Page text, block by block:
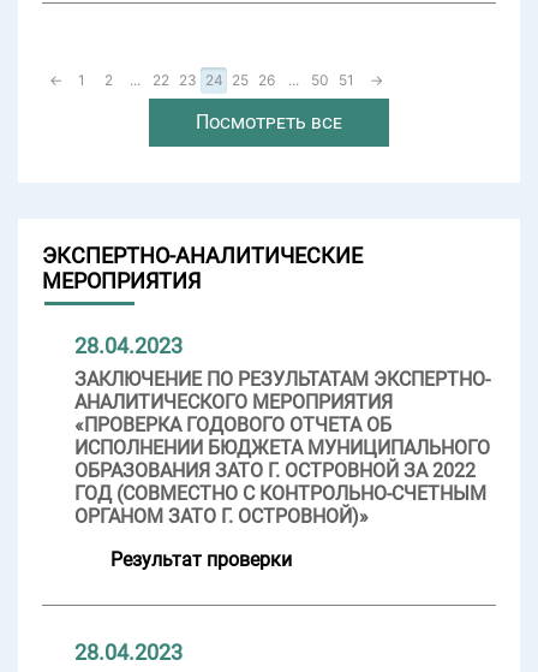
← 1 2 ... 22 23 24 25 26 ... 50 51 →
Посмотреть все
ЭКСПЕРТНО-АНАЛИТИЧЕСКИЕ
МЕРОПРИЯТИЯ
28.04.2023
ЗАКЛЮЧЕНИЕ ПО РЕЗУЛЬТАТАМ ЭКСПЕРТНО-
АНАЛИТИЧЕСКОГО МЕРОПРИЯТИЯ
«ПРОВЕРКА ГОДОВОГО ОТЧЕТА ОБ
ИСПОЛНЕНИИ БЮДЖЕТА МУНИЦИПАЛЬНОГО
ОБРАЗОВАНИЯ ЗАТО Г. ОСТРОВНОЙ ЗА 2022
ГОД (СОВМЕСТНО С КОНТРОЛЬНО-СЧЕТНЫМ
ОРГАНОМ ЗАТО Г. ОСТРОВНОЙ)»
Результат проверки
28.04.2023